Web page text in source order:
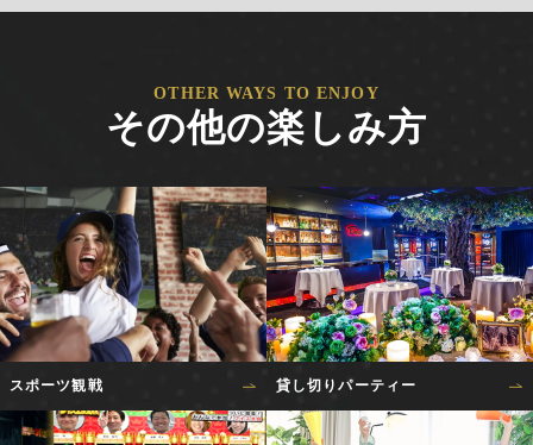
OTHER WAYS TO ENJOY
その他の楽しみ方
スポーツ観戦 貸し切りパーティー